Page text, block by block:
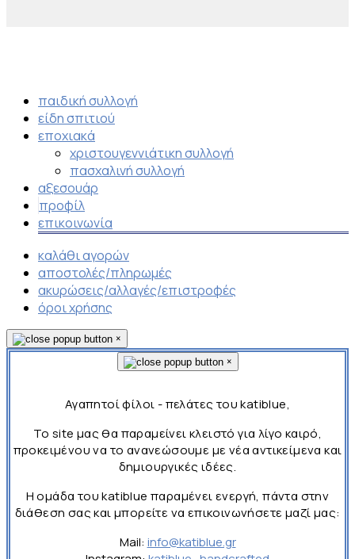
παιδική συλλογή
είδη σπιτιού
εποχιακά
χριστουγεννιάτικη συλλογή
πασχαλινή συλλογή
αξεσουάρ
προφίλ
επικοινωνία
καλάθι αγορών
αποστολές/πληρωμές
ακυρώσεις/αλλαγές/επιστροφές
όροι χρήσης
×
×
Αγαπητοί φίλοι - πελάτες του katiblue,
Το site μας θα παραμείνει κλειστό για λίγο καιρό,
προκειμένου να το ανανεώσουμε με νέα αντικείμενα και
δημιουργικές ιδέες.
Η ομάδα του katiblue παραμένει ενεργή, πάντα στην
διάθεση σας και μπορείτε να επικοινωνήσετε μαζί μας:
Mail: info@katiblue.gr